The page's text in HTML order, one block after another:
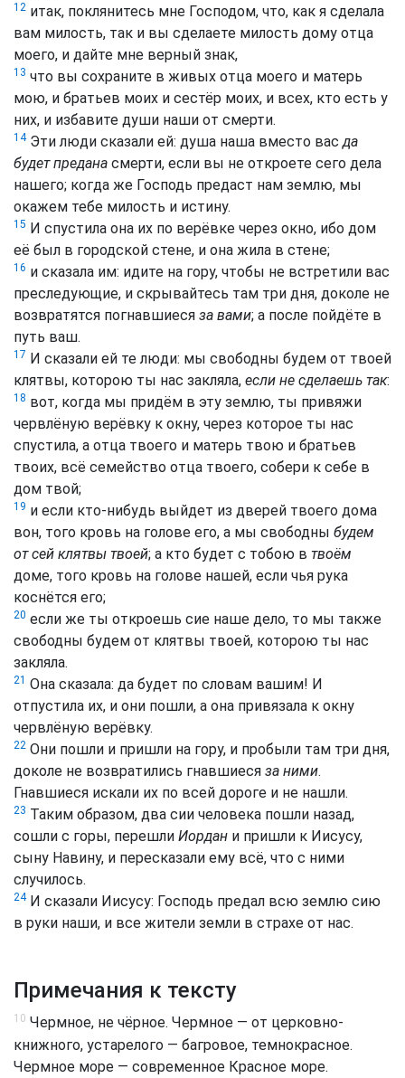
12 итак, поклянитесь мне Господом, что, как я сделала
вам милость, так и вы сделаете милость дому отца
моего, и дайте мне верный знак,
13 что вы сохраните в живых отца моего и матерь
мою, и братьев моих и сестёр моих, и всех, кто есть у
них, и избавите души наши от смерти.
14Эти люди сказали ей: душа наша вместо васда
будет предана смерти, если вы не откроете сего дела
нашего; когда же Господь предаст нам землю, мы
окажем тебе милость и истину.
15 И спустила она их по верёвке через окно, ибо дом
её был в городской стене, и она жила в стене;
16 и сказала им: идите на гору, чтобы не встретили вас
преследующие, и скрывайтесь там три дня, доколе не
возвратятся погнавшиеся за вами; а после пойдёте в
путь ваш.
17 И сказали ей те люди: мы свободны будем от твоей
клятвы, которою ты нас закляла, если не сделаешь так:
18 вот, когда мы придём в эту землю, ты привяжи
червлёную верёвку к окну, через которое ты нас
спустила, а отца твоего и матерь твою и братьев
твоих, всё семейство отца твоего, собери к себе в
дом твой;
19 и если кто-нибудь выйдет из дверей твоего дома
вон, того кровь на голове его, а мы свободны будем
от сей клятвы твоей; а кто будет с тобою в твоём
доме, того кровь на голове нашей, если чья рука
коснётся его;
20 если же ты откроешь сие наше дело, то мы также
свободны будем от клятвы твоей, которою ты нас
закляла.
21 Она сказала: да будет по словам вашим! И
отпустила их, и они пошли, а она привязала к окну
червлёную верёвку.
22 Они пошли и пришли на гору, и пробыли там три дня,
доколе не возвратились гнавшиеся за ними.
Гнавшиеся искали их по всей дороге и не нашли.
23 Таким образом, два сии человека пошли назад,
сошли с горы, перешли Иордан и пришли к Иисусу,
сыну Навину, и пересказали ему всё, что с ними
случилось.
24И сказали Иисусу: Господь предал всю землю сию
в руки наши, и все жители земли в страхе от нас.
Примечания к тексту
10 Чермное, не чёрное. Чермное — от церковно-
книжного, устарелого — багровое, темнокрасное.
Чермное море — современное Красное море.